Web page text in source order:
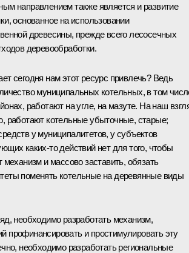
направлением также является и развитие
основанное на использовании
древесины, прежде всего лесосечных
деревообработки.
сегодня нам этот ресурс привлечь? Ведь
муниципальных котельных, в том
работают на угле, на мазуте. На наш
работают котельные убыточные, старые;
у муниципалитетов, у субъектов
каких‑то действий нет для того, чтобы
механизм и массово заставить, обязать
поменять котельные на деревянные виды
необходимо разработать механизм,
профинансировать и простимулировать эту
необходимо разработать региональные